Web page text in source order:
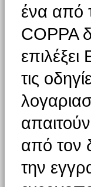
ένα από
COPPA
τις
από τον
την